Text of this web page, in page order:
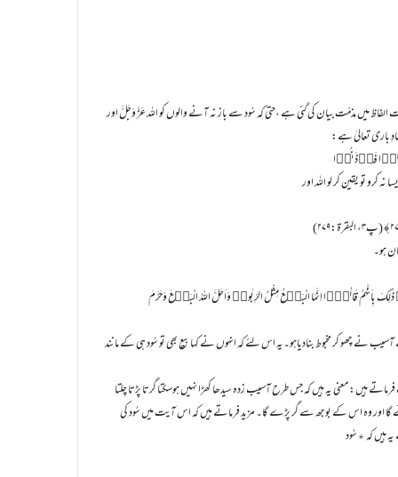
میں مذمّت بیان کی گئی ہے ،حتی کہ سُود سے باز نہ آنے والوں کو اللہ عَزَّ وَجَلَّ اور
باری تعالیٰ ہے:
کرو تو یقین کر لو اللہ اور
ہو۔
قَالُوۡۤا اِنَّمَا الْبَیۡعُ مِثْلُ الرِّبٰواۘ وَاَحَلَّ اللہُ الْبَیۡعَ وَحَرَّمَ
نے چھو کر مخبوط بنادیاہو۔یہ اس لئے کہ انہوں نے کہا بیع بھی تو سُود ہی کے مانند
ہیں: معنی یہ ہیں کہ جس طرح آسیب زدہ سیدھا کھڑا نہیں ہوسکتا گرتا پڑتا چلتا
اور وہ اس کے بوجھ سے گر پڑے گا۔ مزید فرماتے ہیں کہ اس آیت میں سُود کی
ہیں کہ ٭سُود